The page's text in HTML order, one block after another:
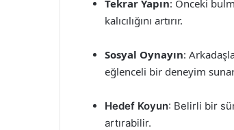
Tekrar Yapın: Önceki
kalıcılığını artırır.
Sosyal Oynayın:
eğlenceli bir deneyim
Hedef Koyun: Belirli bir
artırabilir.